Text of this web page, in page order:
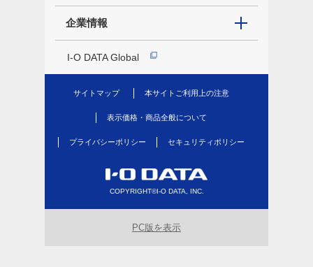
企業情報
I-O DATA Global
サイトマップ 本サイトご利用上の注意
表示価格・商品全般について
プライバシーポリシー セキュリティポリシー
COPYRIGHT©I-O DATA, INC.
PC版を表示